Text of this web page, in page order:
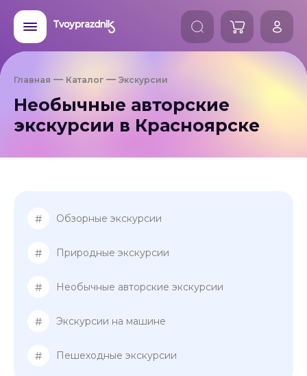
Главная Каталог Экскурсии
Необычные авторские
экскурсии в Красноярске
# Обзорные экскурсии
# Природные экскурсии
# Необычные авторские экскурсии
# Экскурсии на машине
# Пешеходные экскурсии